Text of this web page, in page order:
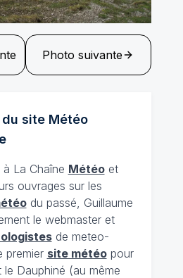
Photo suivante
site Météo
La Chaîne Météoet
ouvrages sur les
du passé, Guillaume
le webmaster et
de meteo-
premier site météopour
Dauphiné (au même